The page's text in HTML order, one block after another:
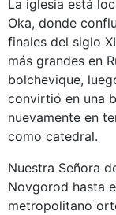
La iglesia está
Oka, donde
finales del siglo
más grandes en
bolchevique,
convirtió en una
nuevamente en
como catedral.
Nuestra Señora
Novgorod hasta
metropolitano